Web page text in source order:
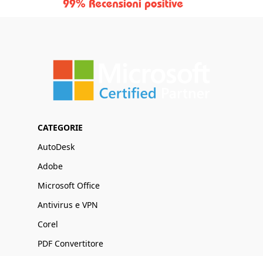
CATEGORIE
AutoDesk
Adobe
Microsoft Office
Antivirus e VPN
Corel
PDF Convertitore